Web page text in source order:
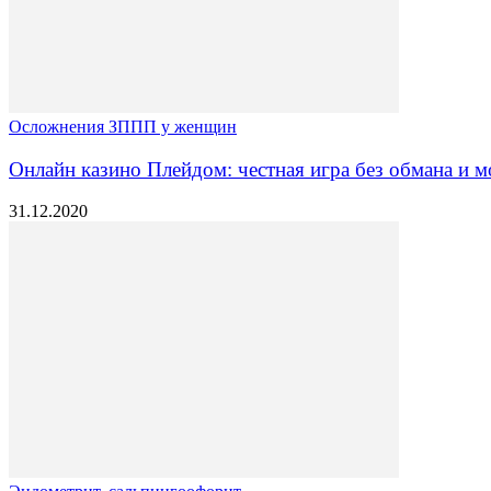
Осложнения ЗППП у женщин
Онлайн казино Плейдом: честная игра без обмана и
31.12.2020